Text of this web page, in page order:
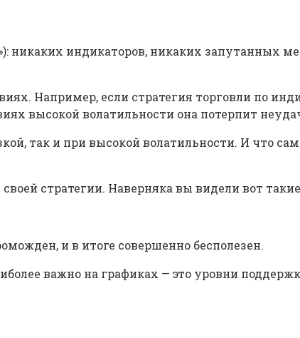
никаких индикаторов, никаких запутанных
Например, если стратегия торговли по
высокой волатильности она потерпит
так и при высокой волатильности. И что
стратегии. Наверняка вы видели вот
и в итоге совершенно бесполезен.
важно на графиках — это уровни